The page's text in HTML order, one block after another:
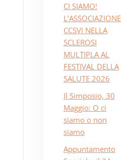
CI SIAMO!
L’ASSOCIAZIONE
CCSVI NELLA
SCLEROSI
MULTIPLA AL
FESTIVAL DELLA
SALUTE 2026
Il Simposio, 30
Maggio: O ci
siamo o non
siamo
Appuntamento